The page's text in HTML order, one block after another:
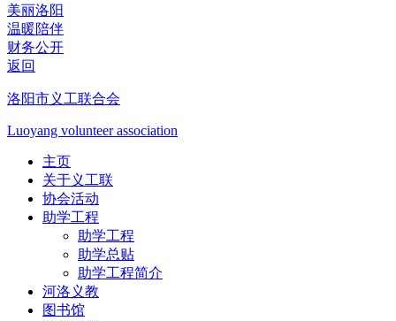
美丽洛阳
温暖陪伴
财务公开
返回
洛阳市义工联合会
Luoyang volunteer association
主页
关于义工联
协会活动
助学工程
助学工程
助学总贴
助学工程简介
河洛义教
图书馆